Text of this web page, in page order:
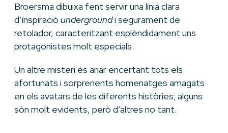
Broersma dibuixa fent servir una línia clara
d’inspiració undergroundi segurament de
retolador, caracteritzant esplèndidament uns
protagonistes molt especials.
Un altre misteri és anar encertant tots els
afortunats i sorprenents homenatges amagats
en els avatars de les diferents històries; alguns
són molt evidents, però d’altres no tant.